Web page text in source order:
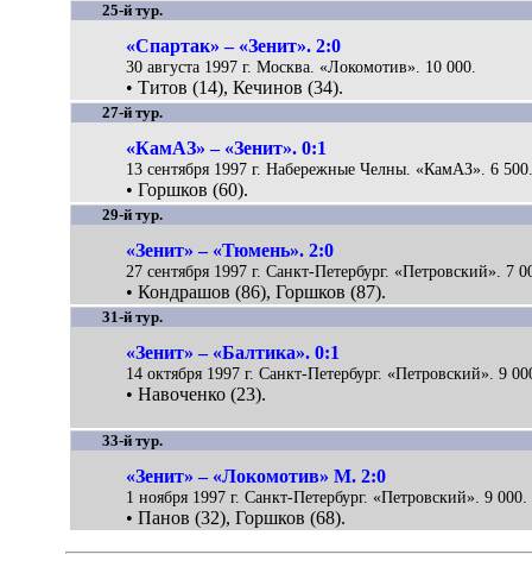
25-й тур.
«Спартак» – «Зенит». 2:0
30 августа 1997 г. Москва. «Локомотив». 10 000.
• Титов (14), Кечинов (34).
27-й тур.
«КамАЗ» – «Зенит». 0:1
13 сентября 1997 г. Набережные Челны. «КамАЗ». 6
• Горшков (60).
29-й тур.
«Зенит» – «Тюмень». 2:0
27 сентября 1997 г. Санкт-Петербург. «Петровский». 7
• Кондрашов (86), Горшков (87).
31-й тур.
«Зенит» – «Балтика». 0:1
14 октября 1997 г. Санкт-Петербург. «Петровский». 9
• Навоченко (23).
33-й тур.
«Зенит» – «Локомотив» М. 2:0
1 ноября 1997 г. Санкт-Петербург. «Петровский». 9 000.
• Панов (32), Горшков (68).